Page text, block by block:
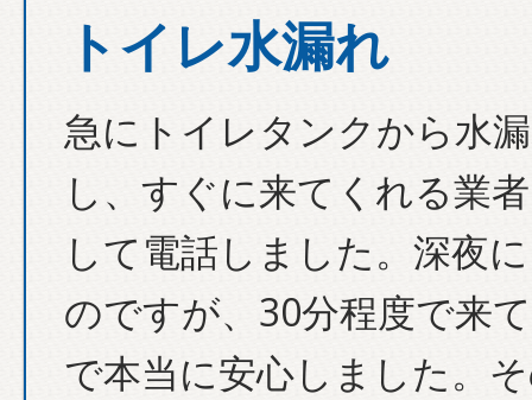
トイレ水漏れ
急にトイレタンクから水
し、すぐに来てくれる業
して電話しました。深夜
のですが、30分程度で来
で本当に安心しました。